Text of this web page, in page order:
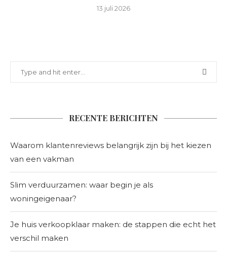
13 juli 2026
RECENTE BERICHTEN
Waarom klantenreviews belangrijk zijn bij het kiezen
van een vakman
Slim verduurzamen: waar begin je als
woningeigenaar?
Je huis verkoopklaar maken: de stappen die echt het
verschil maken